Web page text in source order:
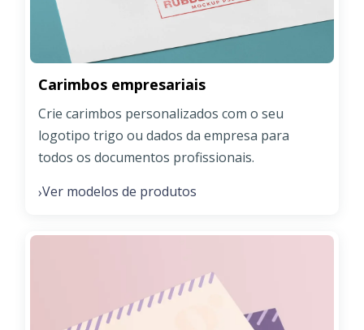
Carimbos empresariais
Crie carimbos personalizados com o seu
logotipo trigo ou dados da empresa para
todos os documentos profissionais.
›Ver modelos de produtos